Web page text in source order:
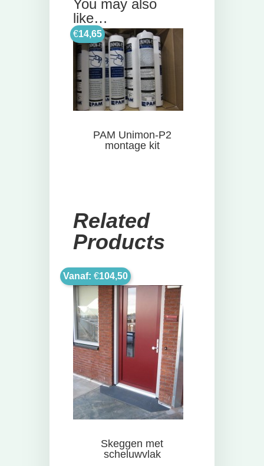
You may also
like…
PAM Unimon-P2
montage kit
€14,65
Related
Products
Skeggen met
scheluwvlak
Vanaf: €104,50